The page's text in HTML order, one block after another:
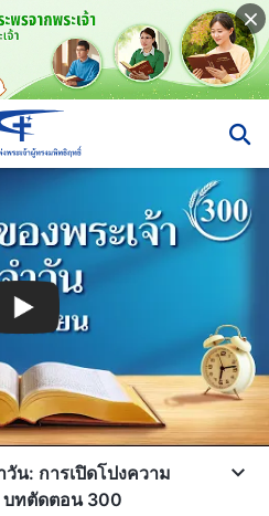
น: การเปิดโปงความ
บทตัดตอน 300